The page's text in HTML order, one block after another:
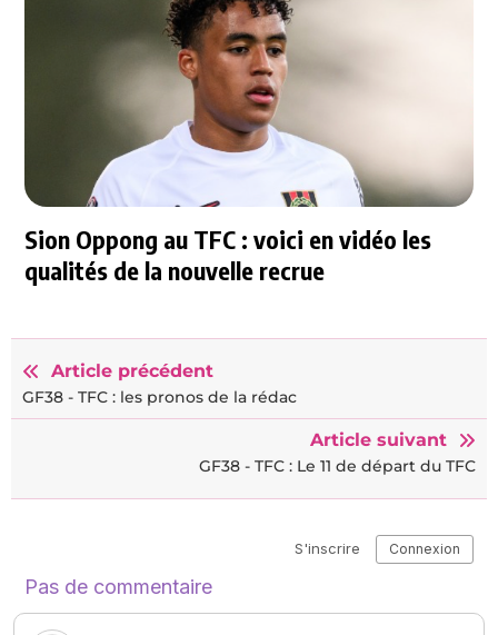
Sion Oppong au TFC : voici en vidéo les
qualités de la nouvelle recrue
Article précédent
GF38 - TFC : les pronos de la rédac
Article suivant
GF38 - TFC : Le 11 de départ du TFC